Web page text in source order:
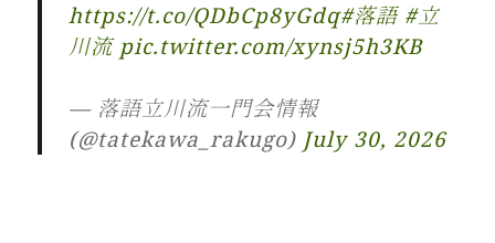
https://t.co/QDbCp8yGdq#落語 #立
川流 pic.twitter.com/xynsj5h3KB
— 落語立川流一門会情報
(@tatekawa_rakugo) July 30, 2026